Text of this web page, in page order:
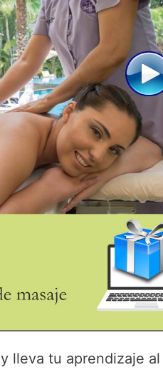
y lleva tu aprendizaje al